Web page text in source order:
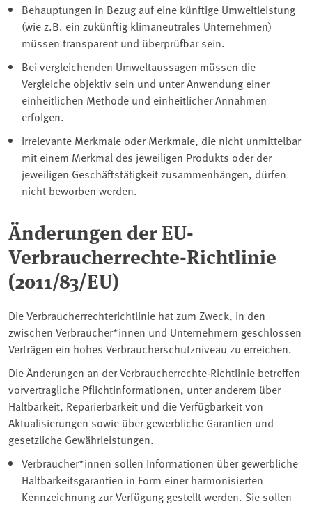
Behauptungen in Bezug auf eine künftige Umweltleistung
(wie z.B. ein zukünftig klimaneutrales Unternehmen)
müssen transparent und überprüfbar sein.
Bei vergleichenden Umweltaussagen müssen die
Vergleiche objektiv sein und unter Anwendung einer
einheitlichen Methode und einheitlicher Annahmen
erfolgen.
Irrelevante Merkmale oder Merkmale, die nicht unmittelbar
mit einem Merkmal des jeweiligen Produkts oder der
jeweiligen Geschäftstätigkeit zusammenhängen, dürfen
nicht beworben werden.
Änderungen der EU-
Verbraucherrechte-Richtlinie
(2011/83/EU)
Die Verbraucherrechterichtlinie hat zum Zweck, in den
zwischen Verbraucher*innen und Unternehmern geschlossen
Verträgen ein hohes Verbraucherschutzniveau zu erreichen.
Die Änderungen an der Verbraucherrechte-Richtlinie betreffen
vorvertragliche Pflichtinformationen, unter anderem über
Haltbarkeit, Reparierbarkeit und die Verfügbarkeit von
Aktualisierungen sowie über gewerbliche Garantien und
gesetzliche Gewährleistungen.
Verbraucher*innen sollen Informationen über gewerbliche
Haltbarkeitsgarantien in Form einer harmonisierten
Kennzeichnung zur Verfügung gestellt werden. Sie sollen